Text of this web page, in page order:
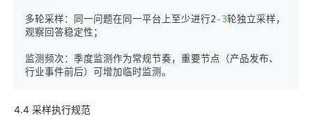
多轮采样：同一问题在同一平台上至少进行2-3轮独立采样，
观察回答稳定性；
监测频次：季度监测作为常规节奏，重要节点（产品发布、
4.4 采样执行规范